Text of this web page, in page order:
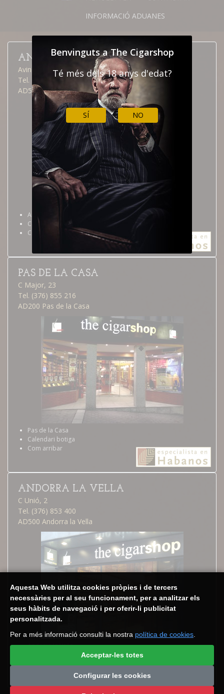
Benvinguts a The Cigarshop
Té més dels 18 anys d'edat?
SÍ NO
INFORMACIÓ ADUANES
ANDORRA LA VELLA
Avinguda Meritxell, 40
Tel. (376) 826 515
AD500 Andorra la Vella
Andorra la Vella
Calendari botiga
Com arribar
PAS DE LA CASA
C Major, 23
Tel. (376) 855 216
AD200 Pas de la Casa
Pas de la Casa
Calendari botiga
Com arribar
ANDORRA LA VELLA
C Unió, 2
Tel. (376) 853 400
AD500 Andorra la Vella
Andorra la Vella
Com arribar
Aquesta Web utilitza cookies pròpies i de tercers
necessàries per al seu funcionament, per a analitzar els
seus hàbits de navegació i per oferir-li publicitat
personalitzada.
Per a més informació consulti la nostra política de cookies
Acceptar-les totes
Configurar les cookies